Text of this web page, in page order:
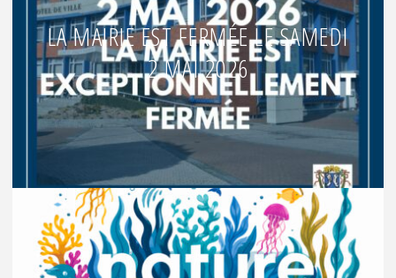
LA MAIRIE EST FERMÉE LE SAMEDI
2 MAI 2026